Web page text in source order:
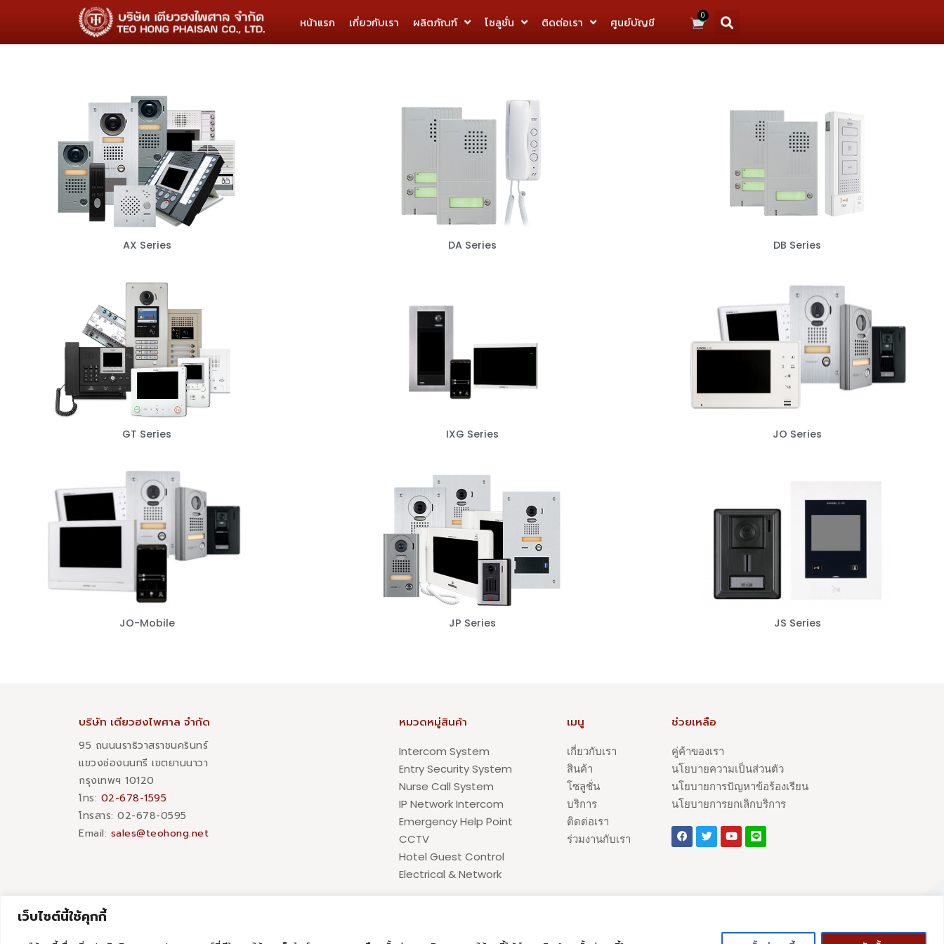
เว็บไซต์นี้ใช้คุกกี้
หน้าแรก เกี่ยวกับเรา ผลิตภัณฑ์ โซลูชั่น ติดต่อเรา ศูนย์บัญชี 0
AX Series DA Series DB Series
GT Series IXG Series JO Series
JO-Mobile JP Series JS Series
บริษัท เตียวฮงไพศาล จำกัด
95 ถนนนราธิวาสราชนครินทร์
แขวงช่องนนทรี เขตยานนาวา
กรุงเทพฯ 10120
โทร: 02-678-1595
โทรสาร:​ 02-678-0595
Email: sales@teohong.net
หมวดหมู่สินค้า
Intercom System
Entry Security System
Nurse Call System
IP Network Intercom
Emergency Help Point
CCTV
Hotel Guest Control
Electrical & Network
เมนู
เกี่ยวกับเรา
สินค้า
โซลูชั่น
บริการ
ติดต่อเรา
ร่วมงานกับเรา
ช่วยเหลือ
คู่ค้าของเรา
นโยบายความเป็นส่วนตัว
นโยบายการปัญหาข้อร้องเรียน
นโยบายการยกเลิกบริการ